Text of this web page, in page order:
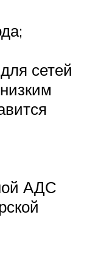
сетей
АДС